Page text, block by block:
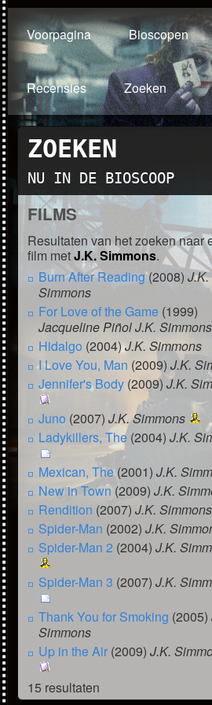
Voorpagina Bioscopen
Recensies Zoeken
ZOEKEN
NU IN DE BIOSCOOP
FILMS
Resultaten van het zoeken naar
film metJ.K. Simmons.
Burn After Reading(2008) J.K.
Simmons
For Love of the Game (1999)
Jacqueline Piñol J.K. Simmons
Hidalgo (2004)J.K. Simmons
I Love You, Man (2009) J.K.
Jennifer's Body (2009) J.K.
Juno (2007) J.K. Simmons
Ladykillers, The (2004) J.K.
Mexican, The(2001) J.K.
New in Town (2009) J.K.
Rendition (2007) J.K. Simmons
Spider-Man (2002) J.K.
Spider-Man 2 (2004) J.K.
Spider-Man 3 (2007) J.K.
Thank You for Smoking (2005)
Simmons
Up in the Air (2009) J.K.
15 resultaten